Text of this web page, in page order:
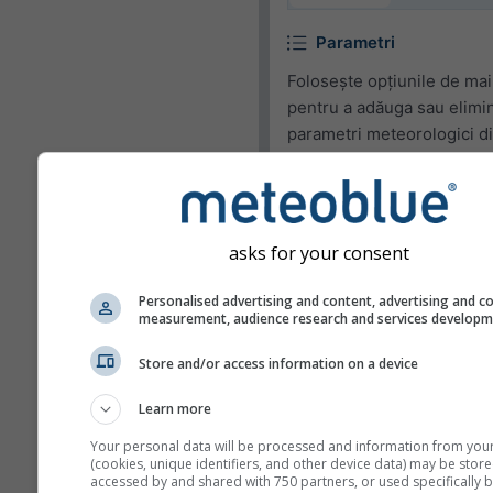
Parametri
Folosește opțiunile de
pentru a adăuga sau
parametri meteorologici
widget.
Pictogramă
Temperatură (max.)
Viteza vântului
Rafală de vânt
UV Index
Umiditate relativă
asks for your consent
Personalised advertising and content, advertising and
measurement, audience research and services
Store and/or access information on a device
Learn more
Your personal data will be processed and information from
(cookies, unique identifiers, and other device data) may be
accessed by and shared with 750 partners, or used specifically